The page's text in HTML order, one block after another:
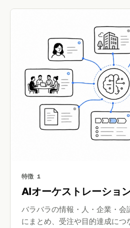
特徴 1
AIオーケストレーショ
バラバラの情報・人・企業・会
にまとめ、受注や目的達成につ